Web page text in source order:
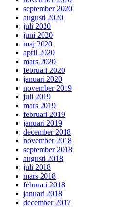
september 2020
augusti 2020
juli 2020
juni 2020
maj 2020
april 2020
mars 2020
februari 2020
januari 2020
november 2019
juli 2019
mars 2019
februari 2019
januari 2019
december 2018
november 2018
september 2018
augusti 2018
juli 2018
mars 2018
februari 2018
januari 2018
december 2017